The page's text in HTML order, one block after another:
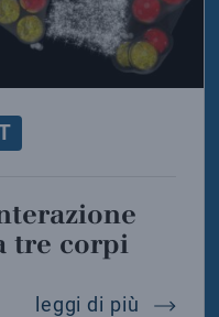
tre corpi
leggi di più alice